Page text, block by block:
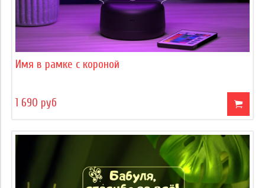
Имя в рамке с короной
1 690 руб